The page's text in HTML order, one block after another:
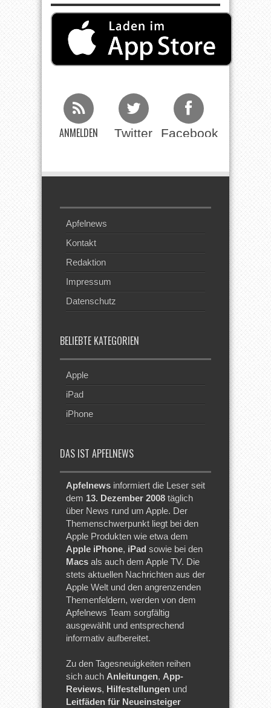
ANMELDEN Twitter Facebook
Apfelnews
Kontakt
Redaktion
Impressum
Datenschutz
BELIEBTE KATEGORIEN
Apple
iPad
iPhone
DAS IST APFELNEWS
Apfelnews informiert die Leser seit
dem 13. Dezember 2008 täglich
über News rund um Apple. Der
Themenschwerpunkt liegt bei den
Apple Produkten wie etwa dem
Apple iPhone, iPad sowie bei den
Macs als auch dem Apple TV. Die
stets aktuellen Nachrichten aus der
Apple Welt und den angrenzenden
Themenfeldern, werden von dem
Apfelnews Team sorgfältig
ausgewählt und entsprechend
informativ aufbereitet.
Zu den Tagesneuigkeiten reihen
sich auch Anleitungen, App-
Reviews, Hilfestellungen und
Leitfäden für Neueinsteiger